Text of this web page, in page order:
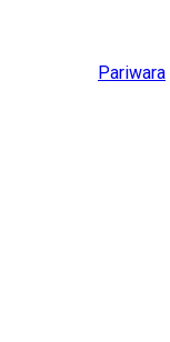
Pariwara